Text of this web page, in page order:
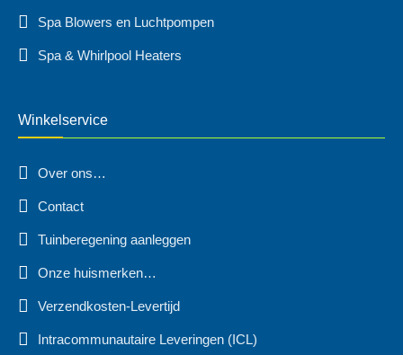
Spa Blowers en Luchtpompen
Spa & Whirlpool Heaters
Winkelservice
Over ons…
Contact
Tuinberegening aanleggen
Onze huismerken…
Verzendkosten-Levertijd
Intracommunautaire Leveringen (ICL)